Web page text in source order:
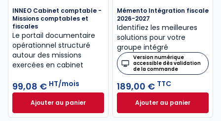
INNEO Cabinet comptable -
Missions comptables et
fiscales
Le portail documentaire
opérationnel structuré
autour des missions
exercées en cabinet
99,08 € HT/mois
Ajouter au panierINNEO Cabinet comptable - Missions comptables
Mémento Intégration fiscale
2026-2027
Identifiez les meilleures
solutions pour votre
groupe intégré
Version numérique
accessible dès validation
de la commande
189,00 € TTC
Ajouter au panier
Mémento